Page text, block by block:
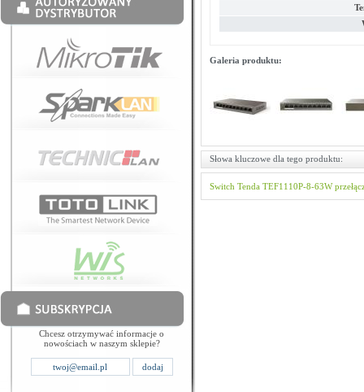
Chcesz otrzymywać informacje o
nowościach w naszym sklepie?
Galeria produktu:
Słowa kluczowe dla tego produktu:
Switch Tenda TEF1110P-8-63W